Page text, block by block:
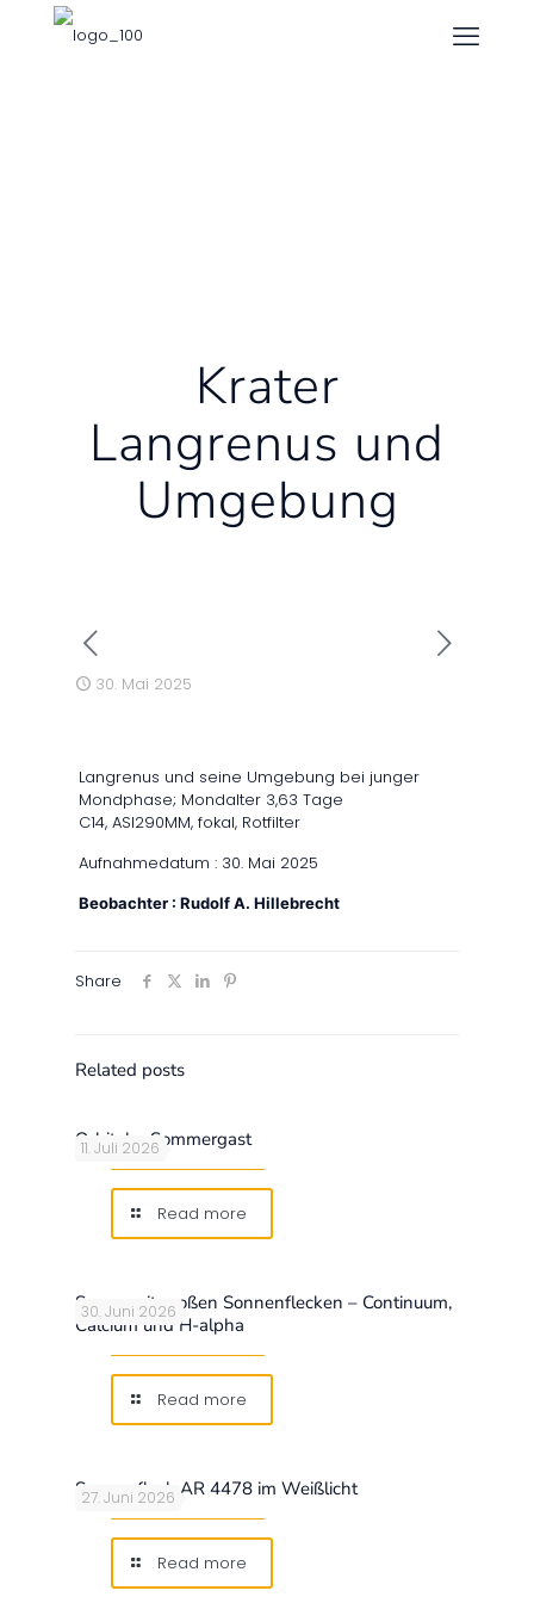
Krater
Langrenus und
Umgebung
30. Mai 2025
Langrenus und seine Umgebung bei junger
Mondphase; Mondalter 3,63 Tage
C14, ASI290MM, fokal, Rotfilter
Aufnahmedatum : 30. Mai 2025
Beobachter : Rudolf A. Hillebrecht
Share
Related posts
11. Juli 2026
Orbitaler Sommergast
Read more
30. Juni 2026
Sonne mit großen Sonnenflecken – Continuum,
Calcium und H-alpha
Read more
27. Juni 2026
Sonnenfleck AR 4478 im Weißlicht
Read more